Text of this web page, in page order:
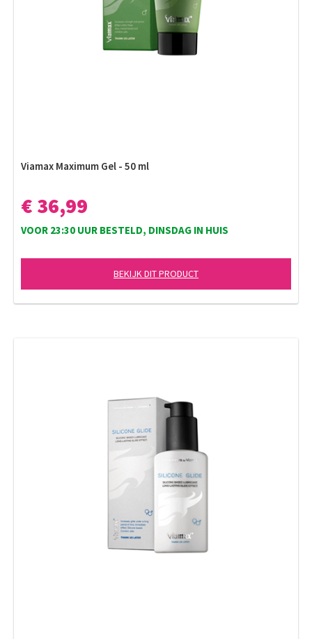
Viamax Maximum Gel - 50 ml
€ 36,99
VOOR 23:30 UUR BESTELD, DINSDAG IN HUIS
BEKIJK DIT PRODUCT